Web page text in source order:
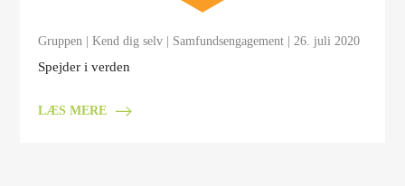
Gruppen |Kend dig selv | Samfundsengagement | 26. juli 2020
Spejder i verden
LÆS MERE